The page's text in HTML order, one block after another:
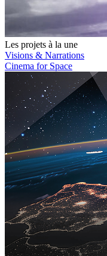
Les projets à la une
Visions & Narrations
Cinema for Space